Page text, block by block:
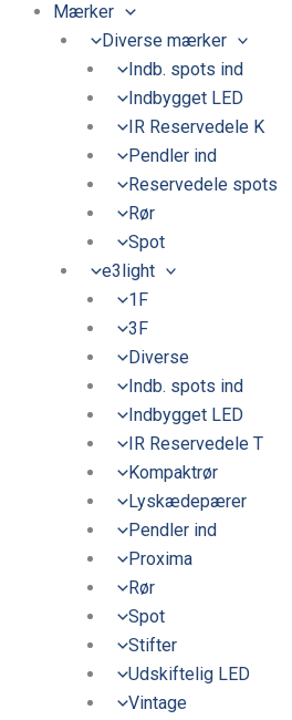
Mærker
Diverse mærker
Indb. spots ind
Indbygget LED
IR Reservedele K
Pendler ind
Reservedele spots
Rør
Spot
e3light
1F
3F
Diverse
Indb. spots ind
Indbygget LED
IR Reservedele T
Kompaktrør
Lyskædepærer
Pendler ind
Proxima
Rør
Spot
Stifter
Udskiftelig LED
Vintage